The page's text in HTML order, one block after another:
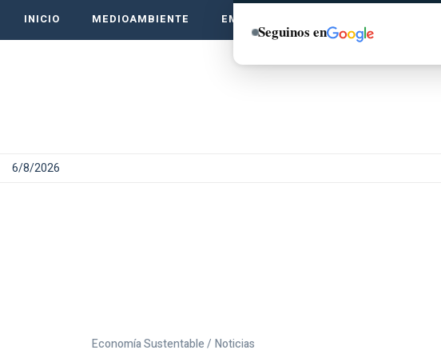
INICIO MEDIOAMBIENTE EMPRENDE VERDE
6/8/2026
Economía Sustentable / Noticias
Seguinos en